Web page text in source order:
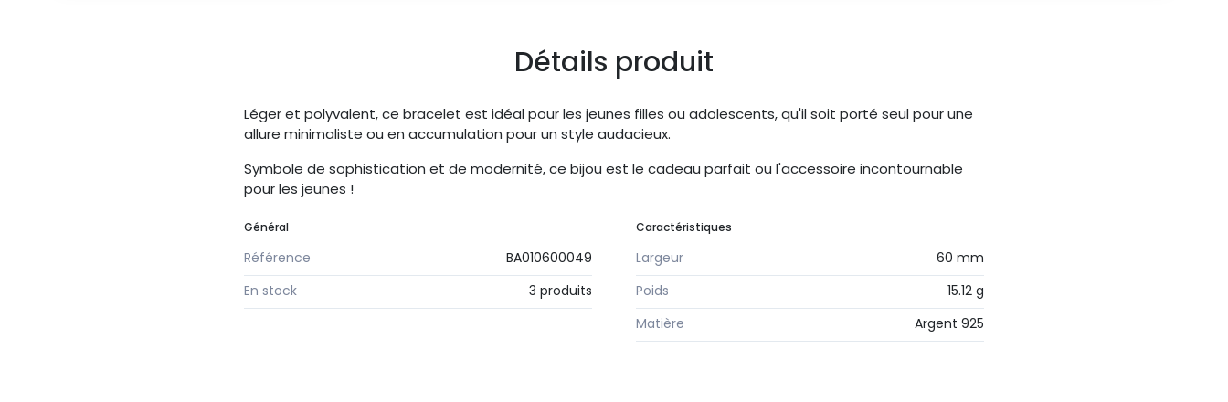
Détails produit
Léger et polyvalent, ce bracelet est idéal pour les jeunes filles ou adolescents, qu'il soit porté seul pour une
allure minimaliste ou en accumulation pour un style audacieux.
Symbole de sophistication et de modernité, ce bijou est le cadeau parfait ou l'accessoire incontournable
pour les jeunes !
Général
Référence
BA010600049
En stock
3 produits
Caractéristiques
Largeur
60 mm
Poids
15.12 g
Matière
Argent 925